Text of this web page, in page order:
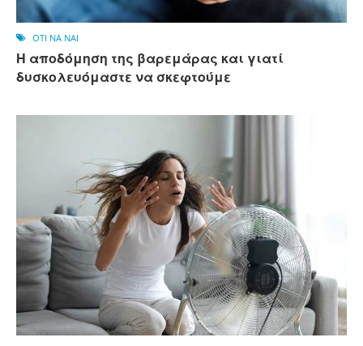
OTI NA NAI
Η αποδόμηση της βαρεμάρας και γιατί
δυσκολευόμαστε να σκεφτούμε